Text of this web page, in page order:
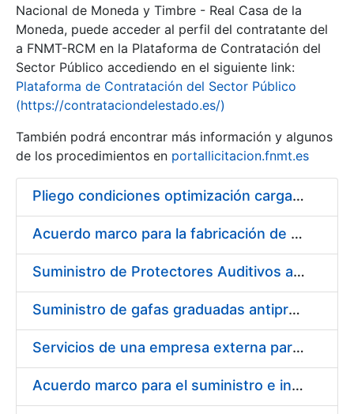
Nacional de Moneda y Timbre - Real Casa de la
Moneda, puede acceder al perfil del contratante del
a FNMT-RCM en la Plataforma de Contratación del
Sector Público accediendo en el siguiente link:
Plataforma de Contratación del Sector Público
(https://contrataciondelestado.es/)
También podrá encontrar más información y algunos
de los procedimientos en portallicitacion.fnmt.es
Pliego condiciones optimización cargas compras firmado
Acuerdo marco para la fabricación de piezas
Suministro de Protectores Auditivos a medida para las personas trabajadoras de los Centros de Trabajo de Madrid y Burgos
Suministro de gafas graduadas antiproyecciones para los trabajadores de la FNMT-RCM en los centros de trabajo de Madrid y Burgos
Servicios de una empresa externa para el asesoramiento y resolución de los recursos de alzada que se presentan relacionados con procesos de selección para la FNMT-RCM
Acuerdo marco para el suministro e instalación de persianas, estores y otros complementos